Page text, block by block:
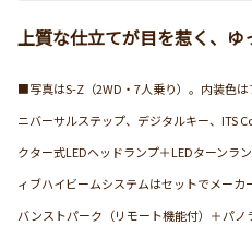
上質な仕立てが目を惹く、ゆ
■写真はS-Z（2WD・7人乗り）。内装色
ニバーサルステップ、デジタルキー、ITS
クター式LEDヘッドランプ＋LEDターンラ
ィブハイビームシステムはセットでメーカ
バンストパーク（リモート機能付）＋パ